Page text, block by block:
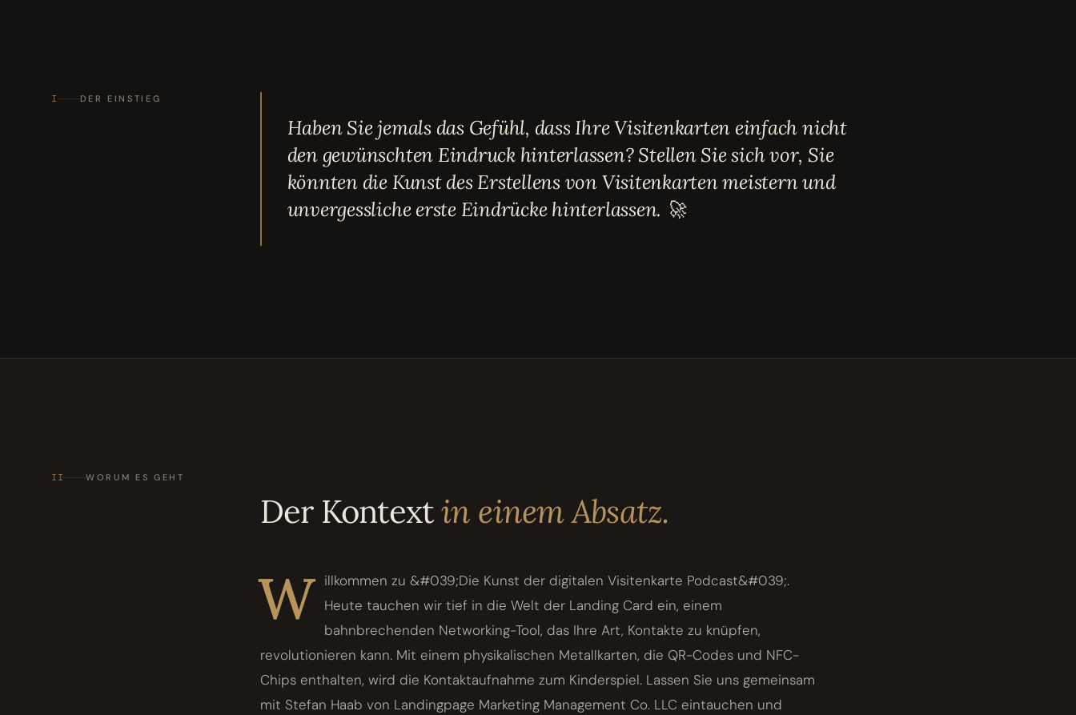
I DER EINSTIEG
Haben Sie jemals das Gefühl, dass Ihre Visitenkarten einfach nicht
den gewünschten Eindruck hinterlassen? Stellen Sie sich vor, Sie
könnten die Kunst des Erstellens von Visitenkarten meistern und
unvergessliche erste Eindrücke hinterlassen. 🚀
II WORUM ES GEHT
Der Kontextin einem Absatz.
W illkommen zu &#039;Die Kunst der digitalen Visitenkarte Podcast&#039;.
Heute tauchen wir tief in die Welt der Landing Card ein, einem
bahnbrechenden Networking-Tool, das Ihre Art, Kontakte zu knüpfen,
revolutionieren kann. Mit einem physikalischen Metallkarten, die QR-Codes und NFC-
Chips enthalten, wird die Kontaktaufnahme zum Kinderspiel. Lassen Sie uns gemeinsam
mit Stefan Haab von Landingpage Marketing Management Co. LLC eintauchen und